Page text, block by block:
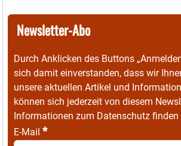
Newsletter-Abo
Durch Anklicken des Buttons
sich damit einverstanden, dass wir
unsere aktuellen Artikel und
können sich jederzeit von diesem
Informationen zum Datenschutz finden
E-Mail *